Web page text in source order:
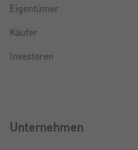
Eigentümer
Käufer
Investoren
Unternehmen